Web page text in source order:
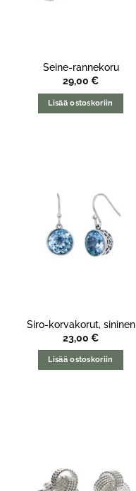
Seine-rannekoru
29,00 €
Lisää ostoskoriin
Siro-korvakorut, sininen
23,00 €
Lisää ostoskoriin